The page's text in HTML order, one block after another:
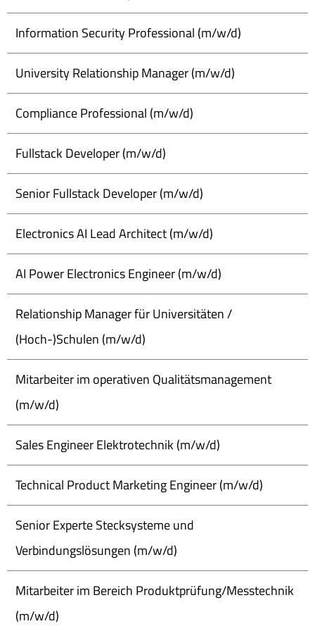
Information Security Professional (m/w/d)
University Relationship Manager (m/w/d)
Compliance Professional (m/w/d)
Fullstack Developer (m/w/d)
Senior Fullstack Developer (m/w/d)
Electronics AI Lead Architect (m/w/d)
AI Power Electronics Engineer (m/w/d)
Relationship Manager für Universitäten /
(Hoch-)Schulen (m/w/d)
Mitarbeiter im operativen Qualitätsmanagement
(m/w/d)
Sales Engineer Elektrotechnik (m/w/d)
Technical Product Marketing Engineer (m/w/d)
Senior Experte Stecksysteme und
Verbindungslösungen (m/w/d)
Mitarbeiter im Bereich Produktprüfung/Messtechnik
(m/w/d)